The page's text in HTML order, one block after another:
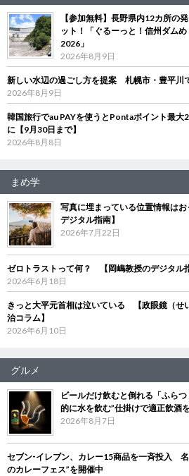
【参加無料】長野県内12カ所の
ット！「ぐるーっと！信州ダム
2026」
2026年8月9日
新しい水辺の過ごし方を提案 札幌市・豊平川
2026年8月9日
韓国旅行でau PAYを使うとPontaポイント最
に【9月30日まで】
2026年8月8日
まめ学
写真に埋まっている位置情報は
デジタル指南】
2026年7月22日
ゼロトラストって何？ 【岡嶋教授のデジタル
2026年6月18日
きっと大平元首相は泣いている 【政眼鏡（せ
治コラム】
2026年6月10日
グルメ
ビールだけ飲むと倒れる「ふら
的に水を飲む”仕掛けで適正飲酒
2026年8月7日
セブン‐イレブン、カレー15商品を一斉投入
のカレーフェス”を開催中